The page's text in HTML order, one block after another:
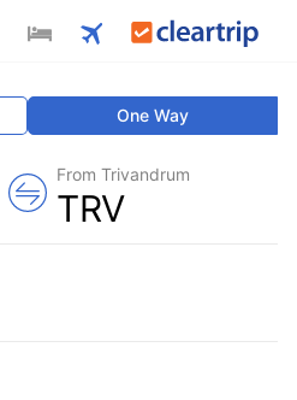
One Way
From Trivandrum
TRV